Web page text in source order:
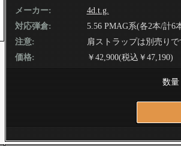
メーカー:
4d.t.g.
対応弾倉:
5.56 PMAG系(各2本/計6
注意:
肩ストラップは別売りで
価格:
￥42,900(税込￥47,190)
数